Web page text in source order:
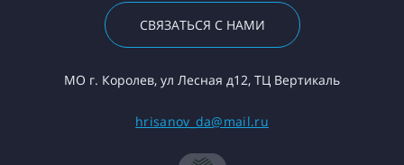
СВЯЗАТЬСЯ С НАМИ
МО г. Королев, ул Лесная д12, ТЦ Вертикаль
hrisanov_da@mail.ru